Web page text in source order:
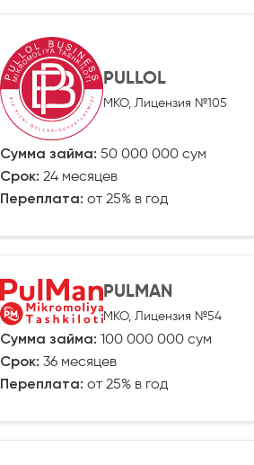
PULLOL
МКО, Лицензия №105
Сумма займа: 50 000 000 сум
Срок: 24 месяцев
Переплата: от 25% в год
PULMAN
МКО, Лицензия №54
Сумма займа: 100 000 000 сум
Срок: 36 месяцев
Переплата: от 25% в год